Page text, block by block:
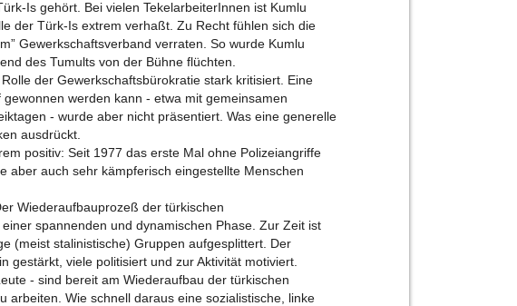
Is gehört. Bei vielen TekelarbeiterInnen ist Kumlu
der Türk-Is extrem verhaßt. Zu Recht fühlen sich die
Gewerkschaftsverband verraten. So wurde Kumlu
des Tumults von der Bühne flüchten.
der Gewerkschaftsbürokratie stark kritisiert. Eine
werden kann - etwa mit gemeinsamen
- wurde aber nicht präsentiert. Was eine generelle
ausdrückt.
positiv: Seit 1977 das erste Mal ohne Polizeiangriffe
aber auch sehr kämpferisch eingestellte Menschen
Wiederaufbauprozeß der türkischen
spannenden und dynamischen Phase. Zur Zeit ist
(meist stalinistische) Gruppen aufgesplittert. Der
gestärkt, viele politisiert und zur Aktivität motiviert.
- sind bereit am Wiederaufbau der türkischen
arbeiten. Wie schnell daraus eine sozialistische, linke